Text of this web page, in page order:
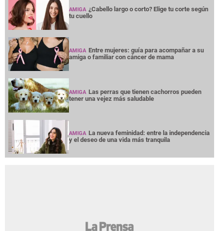
AMIGA ¿Cabello largo o corto? Elige tu corte según
tu cuello
AMIGA Entre mujeres: guía para acompañar a su
amiga o familiar con cáncer de mama
AMIGA Las perras que tienen cachorros pueden
tener una vejez más saludable
AMIGA La nueva feminidad: entre la independencia
y el deseo de una vida más tranquila